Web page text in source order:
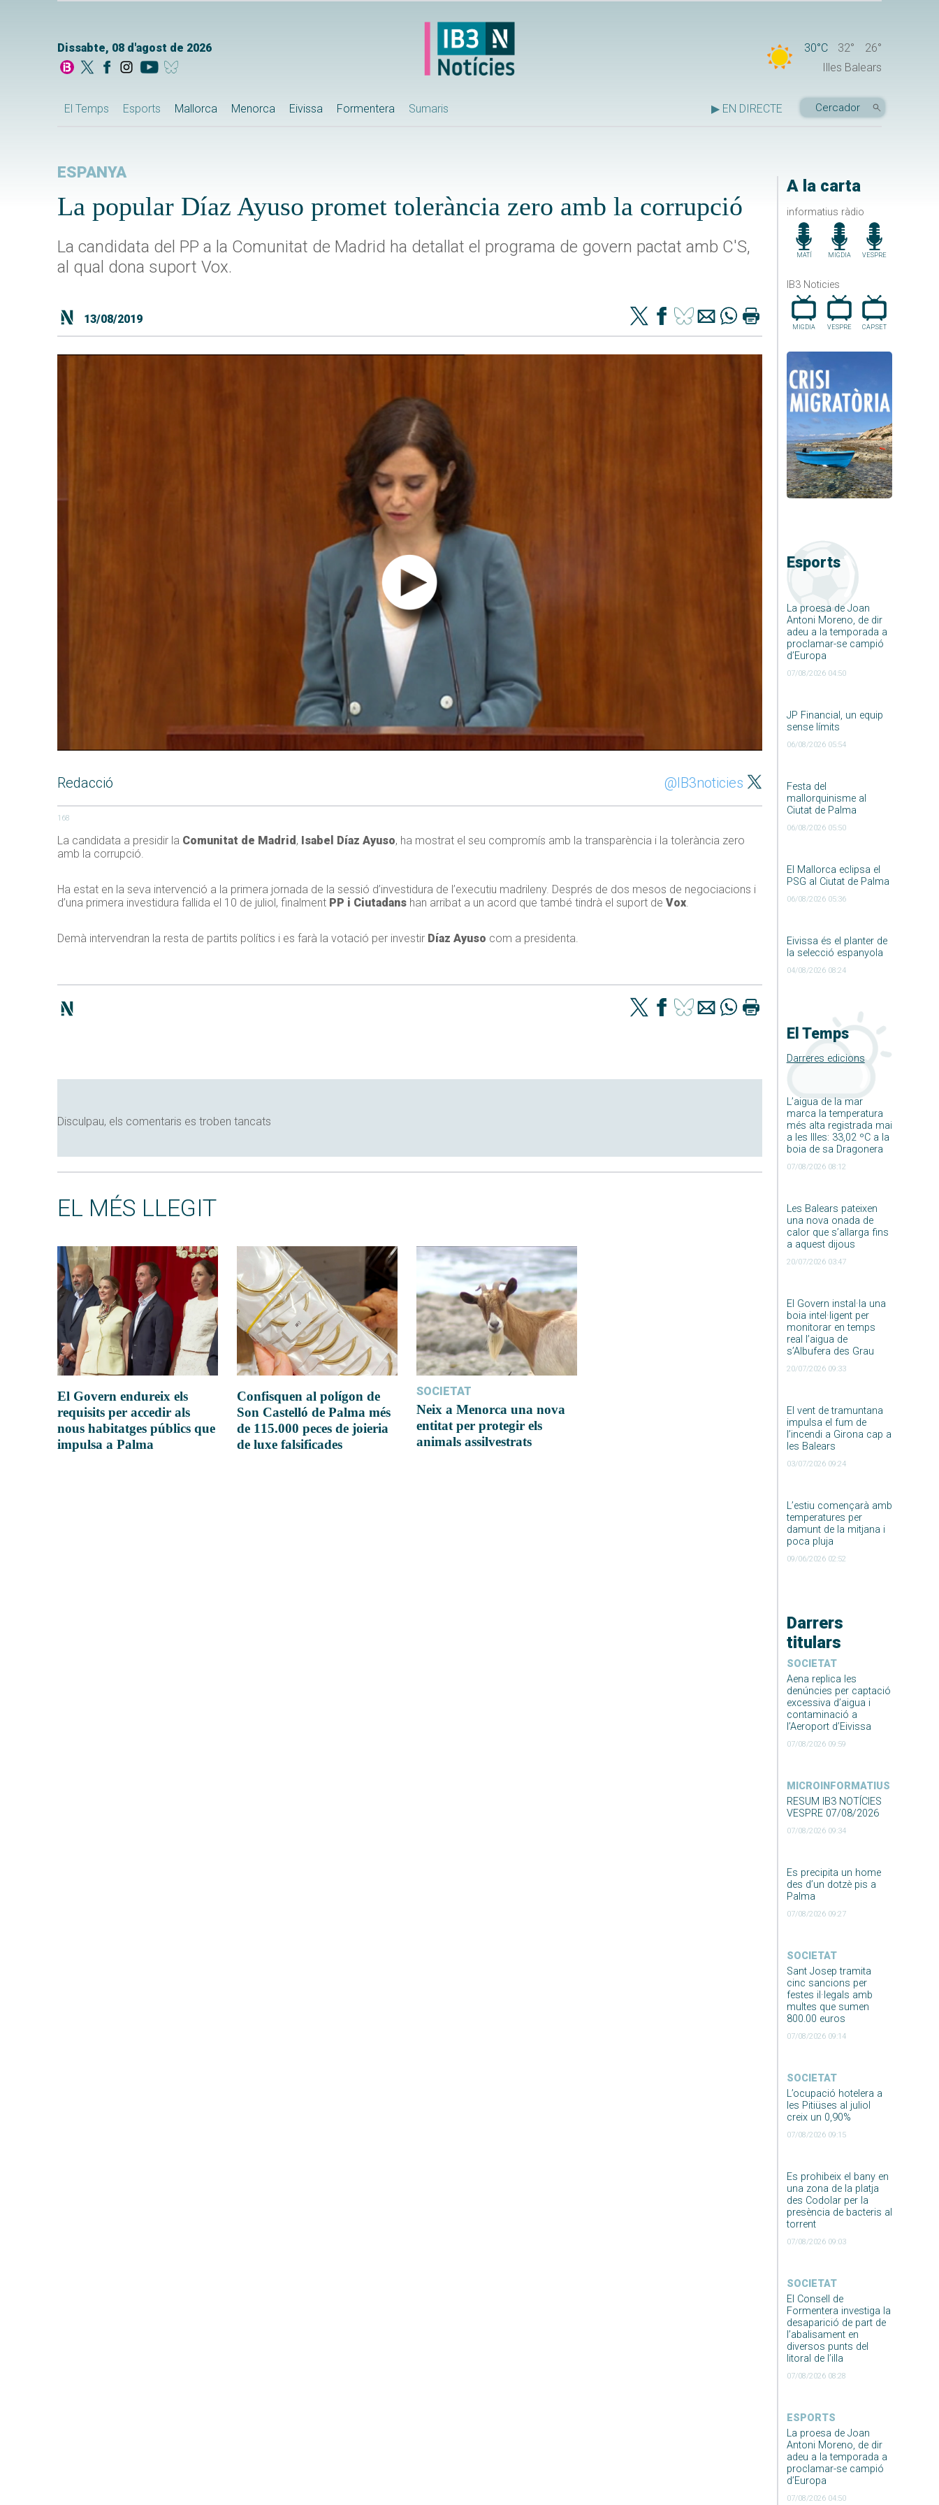
Dissabte, 08 d'agost de 2026 30°C 32°
26°
Illes Balears
El Temps Esports Mallorca Menorca Eivissa Formentera Sumaris ▶ EN DIRECTE
A la carta
informatius ràdio
MATÍ MIGDIA VESPRE
IB3 Noticies
MIGDIA VESPRE CAP.SET
Esports
La proesa de Joan
Antoni Moreno, de dir
adeu a la temporada a
proclamar-se campió
d’Europa
07/08/2026 04:50
JP Financial, un equip
sense límits
06/08/2026 05:54
Festa del
mallorquinisme al
Ciutat de Palma
06/08/2026 05:50
El Mallorca eclipsa el
PSG al Ciutat de Palma
06/08/2026 05:36
Eivissa és el planter de
la selecció espanyola
04/08/2026 08:24
El Temps
Darreres edicions
L’aigua de la mar
marca la temperatura
més alta registrada mai
a les Illes: 33,02 ºC a la
boia de sa Dragonera
07/08/2026 08:12
Les Balears pateixen
una nova onada de
calor que s’allarga fins
a aquest dijous
20/07/2026 03:47
El Govern instal·la una
boia intel·ligent per
monitorar en temps
real l’aigua de
s’Albufera des Grau
20/07/2026 09:33
El vent de tramuntana
impulsa el fum de
l’incendi a Girona cap a
les Balears
03/07/2026 09:24
L’estiu començarà amb
temperatures per
damunt de la mitjana i
poca pluja
09/06/2026 02:52
Darrers
titulars
SOCIETAT
Aena replica les
denúncies per captació
excessiva d’aigua i
contaminació a
l’Aeroport d’Eivissa
07/08/2026 09:59
MICROINFORMATIUS
RESUM IB3 NOTÍCIES
VESPRE 07/08/2026
07/08/2026 09:34
Es precipita un home
des d’un dotzè pis a
Palma
07/08/2026 09:27
SOCIETAT
Sant Josep tramita
cinc sancions per
festes il·legals amb
multes que sumen
800.00 euros
07/08/2026 09:14
SOCIETAT
L’ocupació hotelera a
les Pitiüses al juliol
creix un 0,90%
07/08/2026 09:15
Es prohibeix el bany en
una zona de la platja
des Codolar per la
presència de bacteris al
torrent
07/08/2026 09:03
SOCIETAT
El Consell de
Formentera investiga la
desaparició de part de
l’abalisament en
diversos punts del
litoral de l’illa
07/08/2026 08:28
ESPORTS
La proesa de Joan
Antoni Moreno, de dir
adeu a la temporada a
proclamar-se campió
d’Europa
07/08/2026 04:50
ESPANYA
La popular Díaz Ayuso promet tolerància zero amb la corrupció
La candidata del PP a la Comunitat de Madrid ha detallat el programa de govern pactat amb C'S,
al qual dona suport Vox.
13/08/2019
Redacció @IB3noticies
168
La candidata a presidir la Comunitat de Madrid , Isabel Díaz Ayuso, ha mostrat el seu compromís amb la transparència i la tolerància zero
amb la corrupció.
Ha estat en la seva intervenció a la primera jornada de la sessió d’investidura de l’executiu madrileny. Després de dos mesos de negociacions i
d’una primera investidura fallida el 10 de juliol, finalment PP i Ciutadans han arribat a un acord que també tindrà el suport de Vox.
Demà intervendran la resta de partits polítics i es farà la votació per investir Díaz Ayuso com a presidenta.
Disculpau, els comentaris es troben tancats
EL MÉS LLEGIT
El Govern endureix els
requisits per accedir als
nous habitatges públics que
impulsa a Palma
Confisquen al polígon de
Son Castelló de Palma més
de 115.000 peces de joieria
de luxe falsificades
SOCIETAT
Neix a Menorca una nova
entitat per protegir els
animals assilvestrats